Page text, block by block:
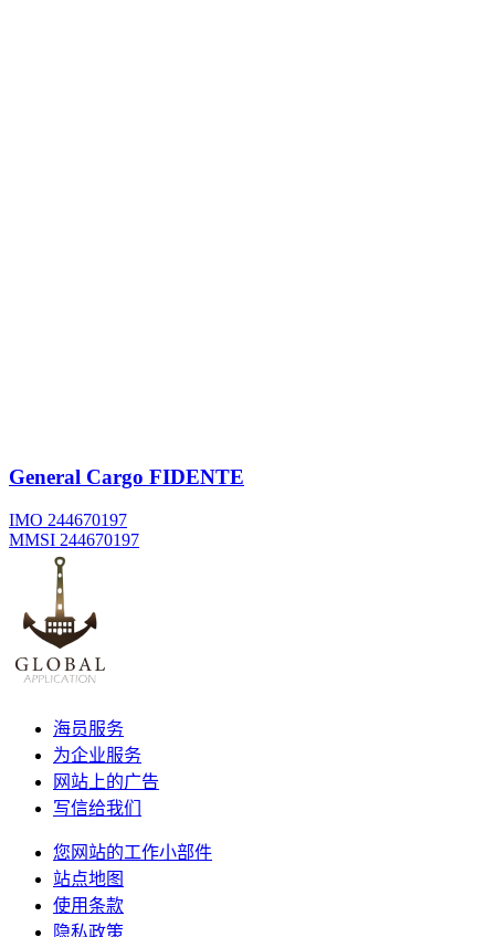
General Cargo FIDENTE
IMO 244670197
MMSI 244670197
海员服务
为企业服务
网站上的广告
写信给我们
您网站的工作小部件
站点地图
使用条款
隐私政策